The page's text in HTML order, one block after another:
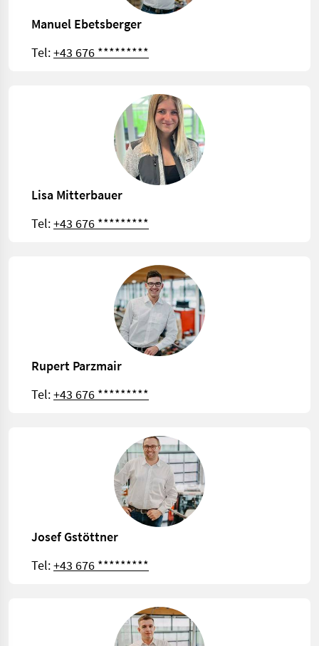
Manuel Ebetsberger
Tel:+43 676 *********
Lisa Mitterbauer
Tel:+43 676 *********
Rupert Parzmair
Tel:+43 676 *********
Josef Gstöttner
Tel:+43 676 *********